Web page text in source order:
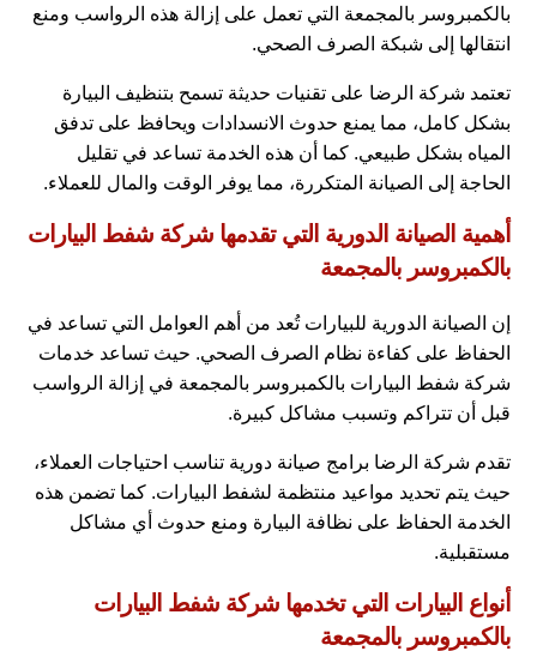
بالكمبروسر بالمجمعة التي تعمل على إزالة هذه الرواسب ومنع
انتقالها إلى شبكة الصرف الصحي.
تعتمد شركة الرضا على تقنيات حديثة تسمح بتنظيف البيارة
بشكل كامل، مما يمنع حدوث الانسدادات ويحافظ على تدفق
المياه بشكل طبيعي. كما أن هذه الخدمة تساعد في تقليل
الحاجة إلى الصيانة المتكررة، مما يوفر الوقت والمال للعملاء.
أهمية الصيانة الدورية التي تقدمها شركة شفط البيارات
بالكمبروسر بالمجمعة
إن الصيانة الدورية للبيارات تُعد من أهم العوامل التي تساعد في
الحفاظ على كفاءة نظام الصرف الصحي. حيث تساعد خدمات
شركة شفط البيارات بالكمبروسر بالمجمعة في إزالة الرواسب
قبل أن تتراكم وتسبب مشاكل كبيرة.
تقدم شركة الرضا برامج صيانة دورية تناسب احتياجات العملاء،
حيث يتم تحديد مواعيد منتظمة لشفط البيارات. كما تضمن هذه
الخدمة الحفاظ على نظافة البيارة ومنع حدوث أي مشاكل
مستقبلية.
أنواع البيارات التي تخدمها شركة شفط البيارات
بالكمبروسر بالمجمعة